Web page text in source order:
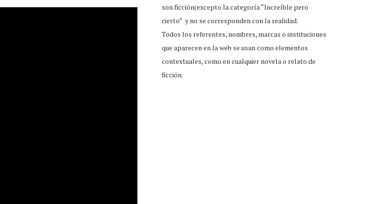
son ficción(excepto la categoría “Increíble pero
cierto” y no se corresponden con la realidad.
Todos los referentes, nombres, marcas o instituciones
que aparecen en la web se usan como elementos
contextuales, como en cualquier novela o relato de
ficción.